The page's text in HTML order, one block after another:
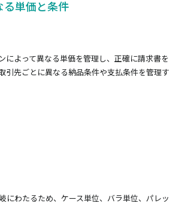
る単価と条件
によって異なる単価を管理し、正確に請求書を
引先ごとに異なる納品条件や支払条件を管理す
にわたるため、ケース単位、バラ単位、パレッ